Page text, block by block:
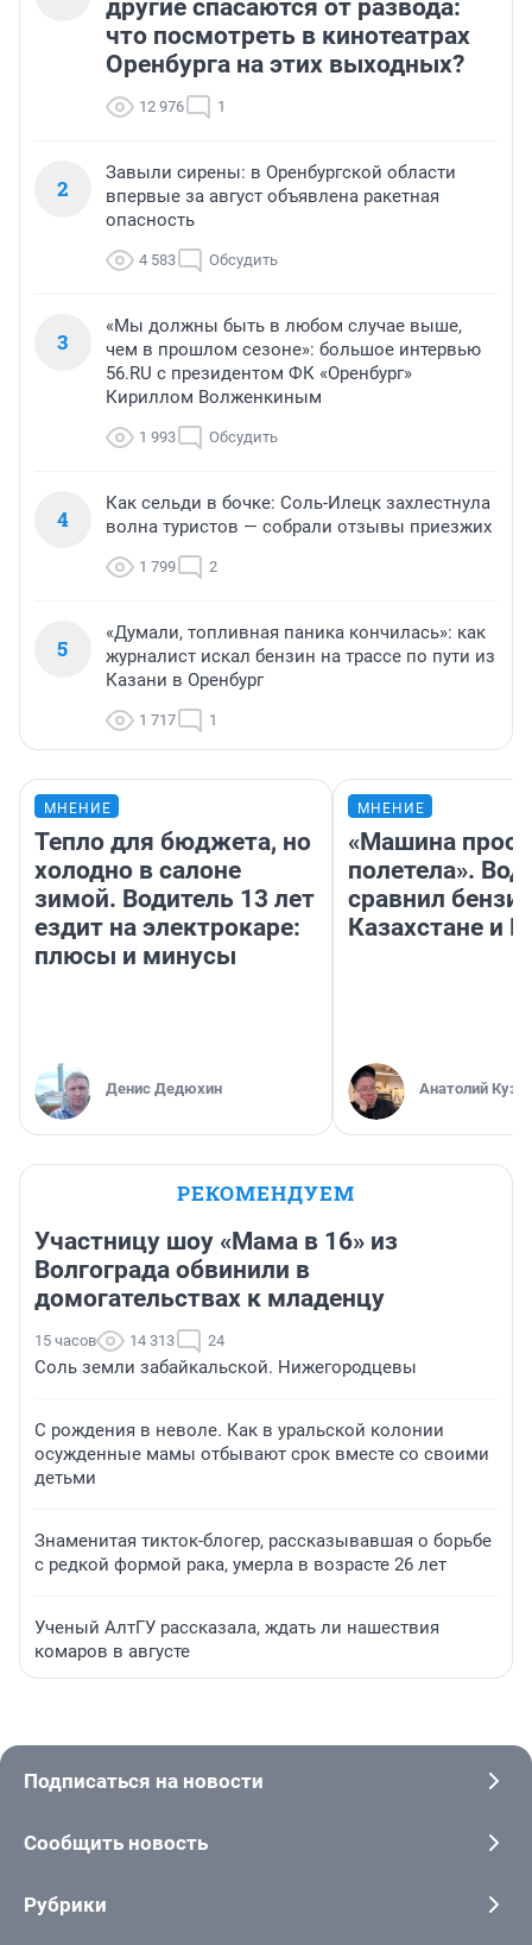
другие спасаются от развода:
что посмотреть в кинотеатрах
Оренбурга на этих выходных?
12 976 1
2
Завыли сирены: в Оренбургской области
впервые за август объявлена ракетная
опасность
4 583 Обсудить
3
«Мы должны быть в любом случае выше,
чем в прошлом сезоне»: большое интервью
56.RU с президентом ФК «Оренбург»
Кириллом Волженкиным
1 993 Обсудить
4
Как сельди в бочке: Соль-Илецк захлестнула
волна туристов — собрали отзывы приезжих
1 799 2
5
«Думали, топливная паника кончилась»: как
журналист искал бензин на трассе по пути из
Казани в Оренбург
1 717 1
МНЕНИЕ
Тепло для бюджета, но
холодно в салоне
зимой. Водитель 13 лет
ездит на электрокаре:
плюсы и минусы
Денис Дедюхин
МНЕНИЕ
«Машина
полетела».
сравнил
Казахстане и
Анатолий
РЕКОМЕНДУЕМ
Участницу шоу «Мама в 16» из
Волгограда обвинили в
домогательствах к младенцу
15 часов 14 313 24
Соль земли забайкальской. Нижегородцевы
С рождения в неволе. Как в уральской колонии
осужденные мамы отбывают срок вместе со своими
детьми
Знаменитая тикток-блогер, рассказывавшая о борьбе
с редкой формой рака, умерла в возрасте 26 лет
Ученый АлтГУ рассказала, ждать ли нашествия
комаров в августе
Подписаться на новости
Сообщить новость
Рубрики